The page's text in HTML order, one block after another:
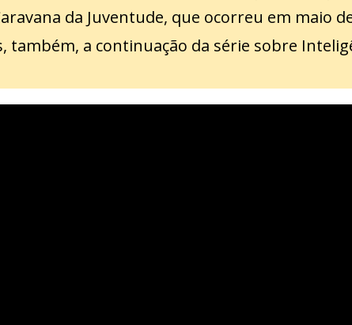
da Juventude, que ocorreu em maio
também, a continuação da série sobre